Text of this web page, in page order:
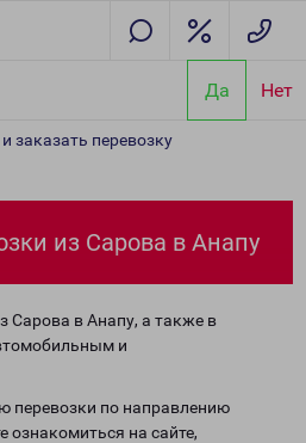
Да Нет
заказать перевозку
из Сарова в Анапу
Сарова в Анапу, а также в
и
перевозки по направлению
на сайте,